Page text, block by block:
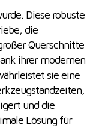
Diese robuste
die
Querschnitte
ihrer modernen
sie eine
und die
Lösung für